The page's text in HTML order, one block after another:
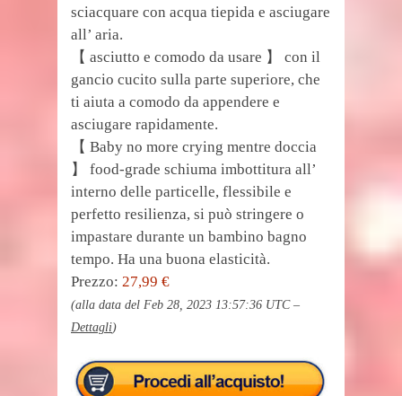
sciacquare con acqua tiepida e asciugare
all’ aria.
【 asciutto e comodo da usare 】 con il
gancio cucito sulla parte superiore, che
ti aiuta a comodo da appendere e
asciugare rapidamente.
【 Baby no more crying mentre doccia
】 food-grade schiuma imbottitura all’
interno delle particelle, flessibile e
perfetto resilienza, si può stringere o
impastare durante un bambino bagno
tempo. Ha una buona elasticità.
Prezzo: 27,99 €
(alla data del Feb 28, 2023 13:57:36 UTC –
Dettagli)